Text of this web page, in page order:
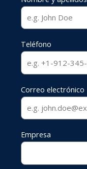
Teléfono
Correo electrónico
Empresa